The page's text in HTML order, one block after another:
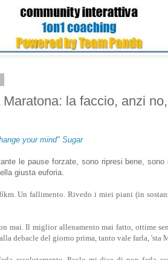
la faccio, anzi
your mind" Sugar
le pause forzate, sono ripresi bene,
giusta euforia.
Un fallimento. Rivedo i miei piani (in
mai. Il miglior allenamento mai fatto, ottime
debacle del giorno prima, tanto vale farla, 'sta